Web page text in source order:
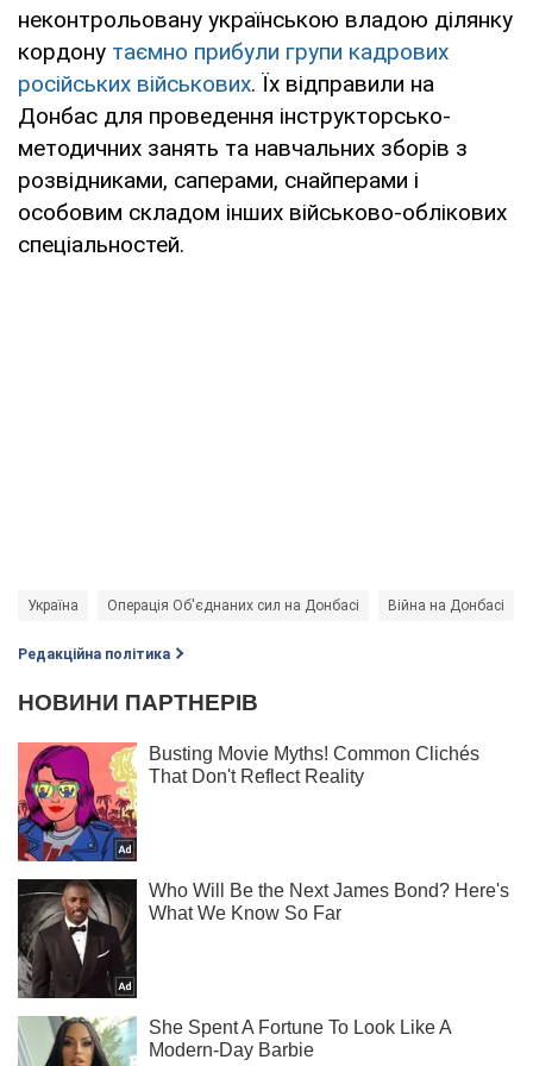
неконтрольовану українською владою ділянку
кордону таємно прибули групи кадрових
російських військових. Їх відправили на
Донбас для проведення інструкторсько-
методичних занять та навчальних зборів з
розвідниками, саперами, снайперами і
особовим складом інших військово-облікових
спеціальностей.
Україна Операція Об'єднаних сил на Донбасі Війна на Донбасі
Редакційна політика